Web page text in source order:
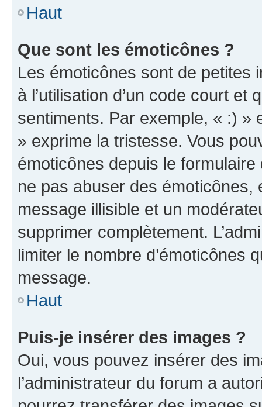
Haut
Que sont les émoticônes ?
Les émoticônes sont de petites
à l’utilisation d’un code court et
sentiments. Par exemple, « :) »
» exprime la tristesse. Vous
émoticônes depuis le
ne pas abuser des
message illisible et un
supprimer complètement.
limiter le nombre d’émoticônes
message.
Haut
Puis-je insérer des images ?
Oui, vous pouvez insérer des
l’administrateur du forum a